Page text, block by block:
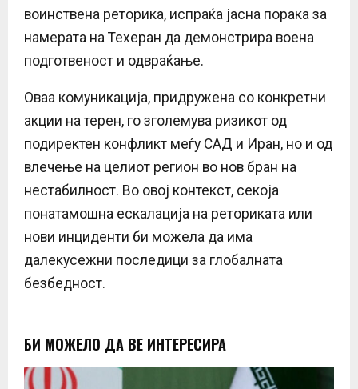
воинствена реторика, испраќа јасна порака за
намерата на Техеран да демонстрира воена
подготвеност и одвраќање.
Оваа комуникација, придружена со конкретни
акции на терен, го зголемува ризикот од
подиректен конфликт меѓу САД и Иран, но и од
влечење на целиот регион во нов бран на
нестабилност. Во овој контекст, секоја
понатамошна ескалација на реториката или
нови инциденти би можела да има
далекусежни последици за глобалната
безбедност.
БИ МОЖЕЛО ДА ВЕ ИНТЕРЕСИРА